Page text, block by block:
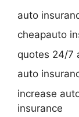
auto
cheapauto
quotes 24/7
auto
increase
insurance